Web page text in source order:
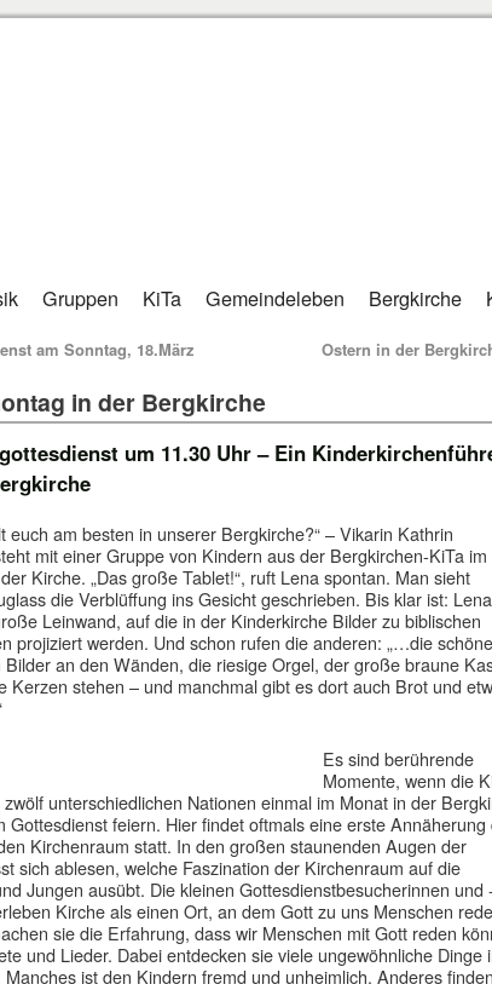
Gruppen KiTa Gemeindeleben Bergkirche
am Sonntag, 18.März Ostern in der
in der Bergkirche
um 11.30 Uhr – Ein
euch am besten in unserer Bergkirche?“ – Vikarin Kathrin
mit einer Gruppe von Kindern aus der Bergkirchen-KiTa im
Kirche. „Das große Tablet!“, ruft Lena spontan. Man sieht
die Verblüffung ins Gesicht geschrieben. Bis klar ist: Lena
Leinwand, auf die in der Kinderkirche Bilder zu biblischen
projiziert werden. Und schon rufen die anderen: „…die
Bilder an den Wänden, die riesige Orgel, der große braune
Kerzen stehen – und manchmal gibt es dort auch Brot und
Es sind berührende
Momente, wenn die
unterschiedlichen Nationen einmal im Monat in der
Gottesdienst feiern. Hier findet oftmals eine erste Annäherung
Kirchenraum statt. In den großen staunenden Augen der
sich ablesen, welche Faszination der Kirchenraum auf die
Jungen ausübt. Die kleinen Gottesdienstbesucherinnen und -
Kirche als einen Ort, an dem Gott zu uns Menschen
sie die Erfahrung, dass wir Menschen mit Gott reden
und Lieder. Dabei entdecken sie viele ungewöhnliche Dinge
ist den Kindern fremd und unheimlich. Anderes